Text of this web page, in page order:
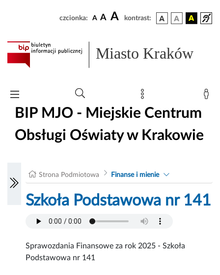
czcionka: A A A kontrast:
Miasto Kraków
BIP MJO - Miejskie Centrum
Obsługi Oświaty w Krakowie
Strona Podmiotowa Finanse i mienie
Szkoła Podstawowa nr 141
Sprawozdania Finansowe za rok 2025 - Szkoła
Podstawowa nr 141